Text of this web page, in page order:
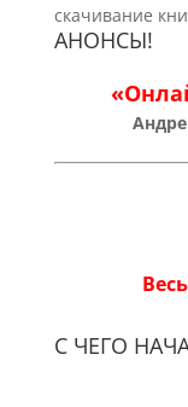
скачивание
АНОНСЫ!
С ЧЕГО